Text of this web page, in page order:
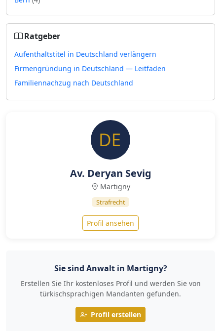
Ratgeber
Aufenthaltstitel in Deutschland verlängern
Firmengründung in Deutschland — Leitfaden
Familiennachzug nach Deutschland
Av. Deryan Sevig
Martigny
Strafrecht
Profil ansehen
Sie sind Anwalt in Martigny?
Erstellen Sie Ihr kostenloses Profil und werden Sie von
türkischsprachigen Mandanten gefunden.
Profil erstellen